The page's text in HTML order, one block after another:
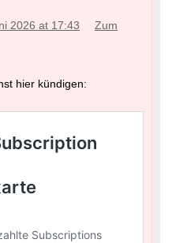
2026 at 17:43
Zum
hier kündigen: